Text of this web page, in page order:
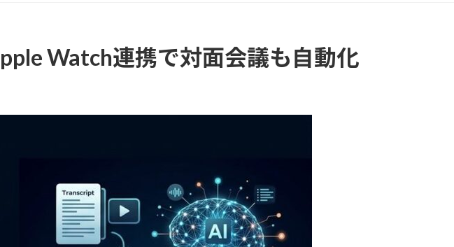
Watch連携で対面会議も自動化